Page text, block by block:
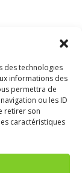
des technologies
informations des
permettra de
ou les ID
retirer son
caractéristiques